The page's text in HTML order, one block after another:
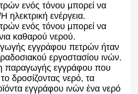
ενός τόνου μπορεί να
ηλεκτρική ενέργεια.
ενός τόνου μπορεί να
καθαρού νερού.
εγγράφου πετρών ήταν
εργοστασίου ινών.
παραγωγής εγγράφου που
δροσίζοντας νερό, τα
εγγράφου ινών ένα νερό